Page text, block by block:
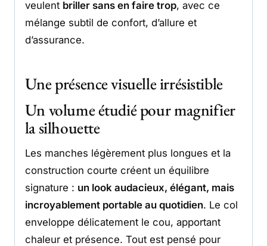
veulent briller sans en faire trop, avec ce
mélange subtil de confort, d’allure et
d’assurance.
Une présence visuelle irrésistible
Un volume étudié pour magnifier
la silhouette
Les manches légèrement plus longues et la
construction courte créent un équilibre
signature : un look audacieux, élégant, mais
incroyablement portable au quotidien. Le col
enveloppe délicatement le cou, apportant
chaleur et présence. Tout est pensé pour